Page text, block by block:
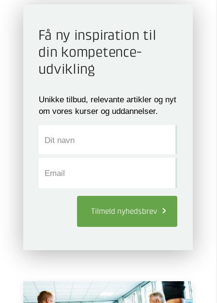
Få ny inspiration til
din kompetence­
udvikling
Unikke tilbud, relevante artikler og nyt
om vores kurser og uddannelser.
Dit navn
Email
Tilmeld nyhedsbrev